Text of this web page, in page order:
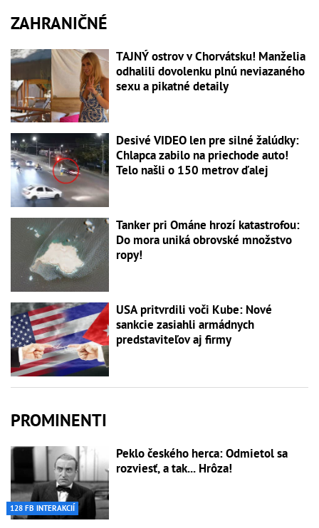
ZAHRANIČNÉ
TAJNÝ ostrov v Chorvátsku! Manželia
odhalili dovolenku plnú neviazaného
sexu a pikatné detaily
Desivé VIDEO len pre silné žalúdky:
Chlapca zabilo na priechode auto!
Telo našli o 150 metrov ďalej
Tanker pri Ománe hrozí katastrofou:
Do mora uniká obrovské množstvo
ropy!
USA pritvrdili voči Kube: Nové
sankcie zasiahli armádnych
predstaviteľov aj firmy
PROMINENTI
128 FB INTERAKCIÍ
Peklo českého herca: Odmietol sa
rozviesť, a tak... Hrôza!